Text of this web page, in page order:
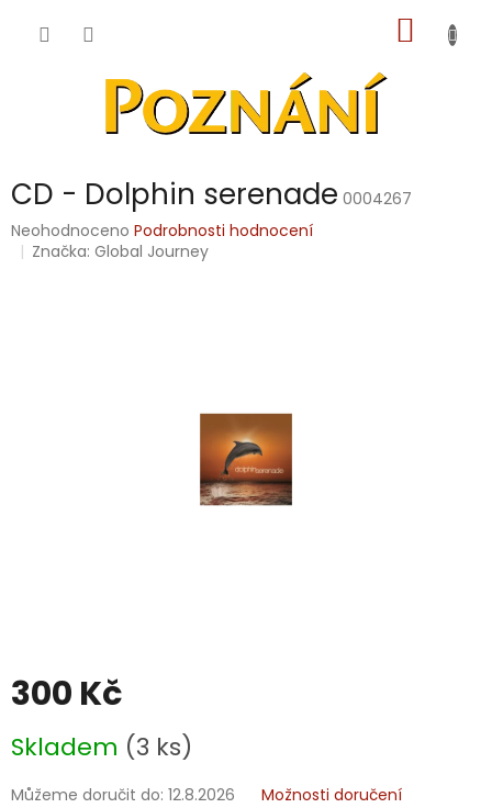
KOŠÍK
CD - Dolphin serenade 0004267
Průměrné
hodnocení
Neohodnoceno Podrobnosti hodnocení
Značka:Global Journey
300 Kč
cena:
Skladem (3 ks)
Můžeme doručit do: 12.8.2026 Možnosti doručení